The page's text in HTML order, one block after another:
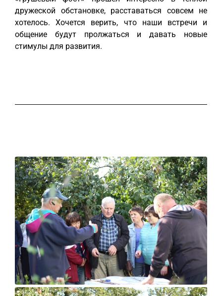
дружеской обстановке, расставаться совсем не
хотелось. Хочется верить, что наши встречи и
общение будут пролжаться и давать новые
стимулы для развития.